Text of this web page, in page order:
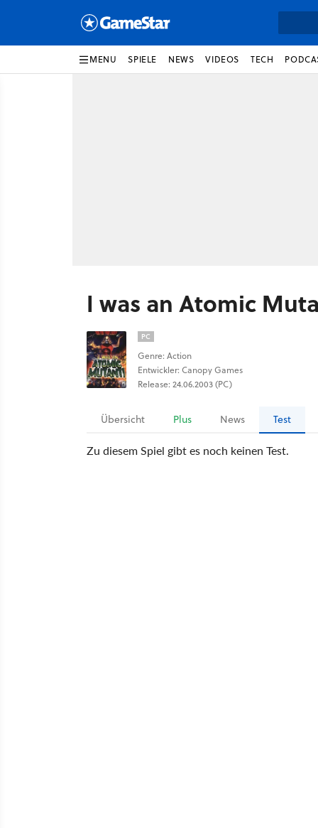
MENU SPIELE NEWS VIDEOS TECH
I was an Atomic
PC
Genre: Action
Entwickler: Canopy Games
Release: 24.06.2003 (PC)
Übersicht Plus News Test
Zu diesem Spiel gibt es noch keinen Test.